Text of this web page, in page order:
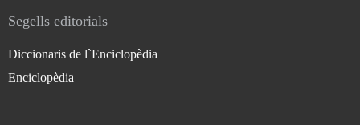
Segells editorials
Diccionaris de l`Enciclopèdia
Enciclopèdia